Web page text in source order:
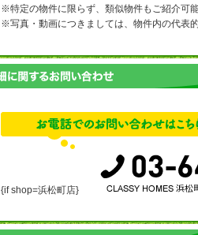
※特定の物件に限らず、類似物件もご紹介可
※写真・動画につきましては、物件内の代表
{if shop=浜松町店}